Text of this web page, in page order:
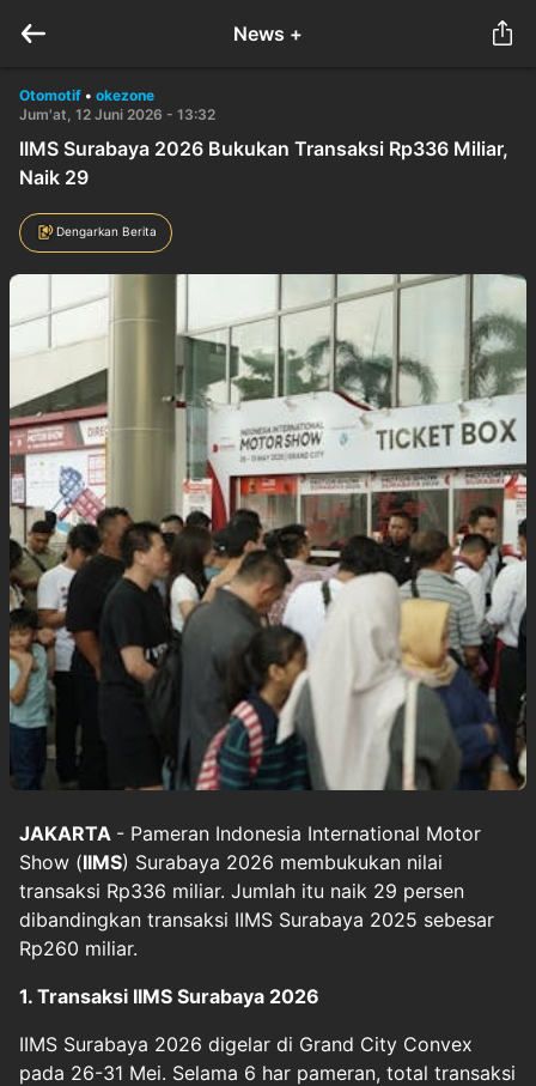
News +
Otomotif • okezone
Jum'at, 12 Juni 2026 - 13:32
IIMS Surabaya 2026 Bukukan Transaksi Rp336 Miliar,
Naik 29
Dengarkan Berita
JAKARTA - Pameran Indonesia International Motor
Show (IIMS) Surabaya 2026 membukukan nilai
transaksi Rp336 miliar. Jumlah itu naik 29 persen
dibandingkan transaksi IIMS Surabaya 2025 sebesar
Rp260 miliar.
1. Transaksi IIMS Surabaya 2026
IIMS Surabaya 2026 digelar di Grand City Convex
pada 26-31 Mei. Selama 6 har pameran, total transaksi